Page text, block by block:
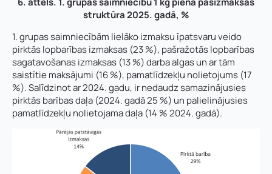
struktūra 2025. gadā, %
1. grupas saimniecībām lielāko izmaksu īpatsvaru veido
pirktās lopbarības izmaksas (23 %), pašražotās lopbarības
sagatavošanas izmaksas (13 %) darba algas un ar tām
saistītie maksājumi (16 %), pamatlīdzekļu nolietojums (17
%). Salīdzinot ar 2024. gadu, ir nedaudz samazinājusies
pirktās barības daļa (2024. gadā 25 %) un palielinājusies
pamatlīdzekļu nolietojama daļa (14 % 2024. gadā).